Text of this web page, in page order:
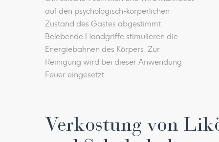
auf den psychologisch-körperlichen
Zustand des Gastes abgestimmt.
Belebende Handgriffe stimulieren die
Energiebahnen des Körpers. Zur
Reinigung wird bei dieser Anwendung
Feuer eingesetzt.
Verkostung von